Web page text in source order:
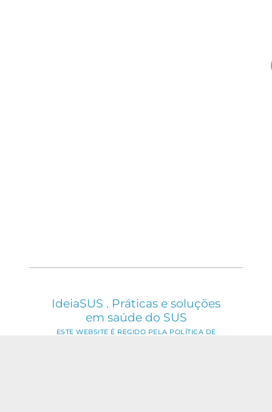
IdeiaSUS . Práticas e soluções
em saúde do SUS
ESTE WEBSITE É REGIDO PELA POLÍTICA DE